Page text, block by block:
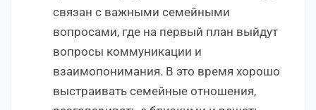
связан с важными семейными
вопросами, где на первый план выйдут
вопросы коммуникации и
взаимопонимания. В это время хорошо
выстраивать семейные отношения,